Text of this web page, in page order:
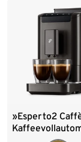
»Esperto2
Granite Black